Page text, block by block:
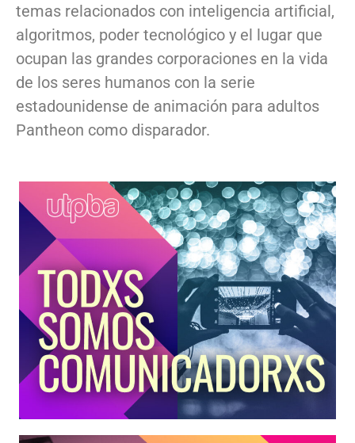
temas relacionados con inteligencia artificial,
algoritmos, poder tecnológico y el lugar que
ocupan las grandes corporaciones en la vida
de los seres humanos con la serie
estadounidense de animación para adultos
Pantheon como disparador.